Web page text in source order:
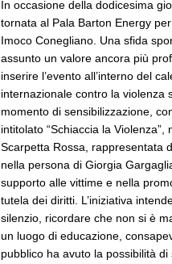
In occasione della dodicesima
tornata al Pala Barton Energy
Imoco Conegliano. Una sfida
assunto un valore ancora più
inserire l’evento all’interno del
internazionale contro la violenza
momento di sensibilizzazione,
intitolato “Schiaccia la
Scarpetta Rossa, rappresentata
nella persona di Giorgia
supporto alle vittime e nella
tutela dei diritti. L’iniziativa
silenzio, ricordare che non si è
un luogo di educazione,
pubblico ha avuto la possibilità